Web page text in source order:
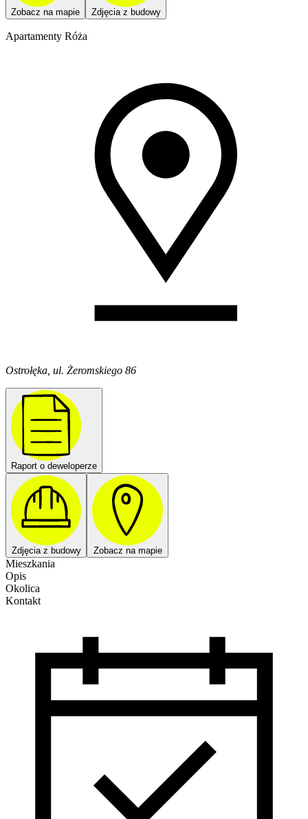
Zobacz na mapie Zdjęcia z budowy
Apartamenty Róża
Ostrołęka, ul. Żeromskiego 86
Raport o deweloperze
Zdjęcia z budowy Zobacz na mapie
Mieszkania
Opis
Okolica
Kontakt